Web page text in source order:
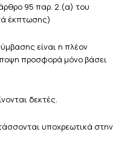
95 παρ. 2.(α) του
έκπτωσης)
είναι η πλέον
προσφορά μόνο βάσει
δεκτές.
υποχρεωτικά στην